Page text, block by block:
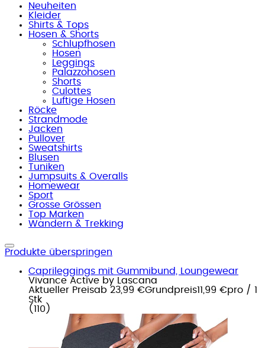
Neuheiten
Kleider
Shirts & Tops
Hosen & Shorts
Schlupfhosen
Hosen
Leggings
Palazzohosen
Shorts
Culottes
Luftige Hosen
Röcke
Strandmode
Jacken
Pullover
Sweatshirts
Blusen
Tuniken
Jumpsuits & Overalls
Homewear
Sport
Grosse Grössen
Top Marken
Wandern & Trekking
Produkte überspringen
Caprileggings mit Gummibund, Loungewear
Vivance Active by Lascana
Aktueller Preisab 23,99 €Grundpreis11,99 €pro / 1
Stk
( 110 )